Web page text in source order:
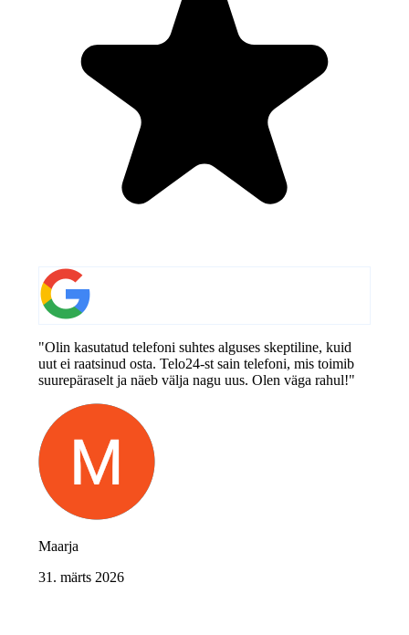
"Olin kasutatud telefoni suhtes alguses skeptiline, kuid
uut ei raatsinud osta. Telo24-st sain telefoni, mis toimib
suurepäraselt ja näeb välja nagu uus. Olen väga rahul!"
Maarja
31. märts 2026